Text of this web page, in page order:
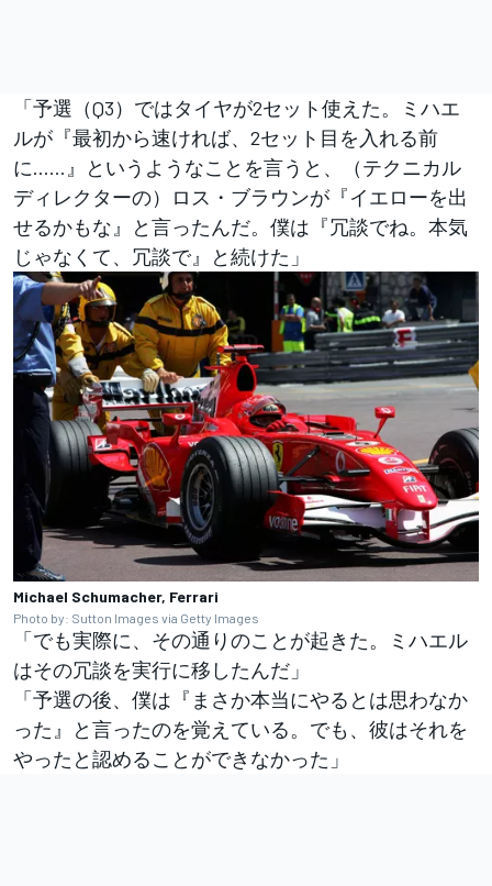
「予選（Q3）ではタイヤが2セット使えた。ミハエ
ルが『最初から速ければ、2セット目を入れる前
に……』というようなことを言うと、（テクニカル
ディレクターの）ロス・ブラウンが『イエローを出
せるかもな』と言ったんだ。僕は『冗談でね。本気
じゃなくて、冗談で』と続けた」
Michael Schumacher, Ferrari
Photo by: Sutton Images via Getty Images
「でも実際に、その通りのことが起きた。ミハエル
はその冗談を実行に移したんだ」
「予選の後、僕は『まさか本当にやるとは思わなか
った』と言ったのを覚えている。でも、彼はそれを
やったと認めることができなかった」